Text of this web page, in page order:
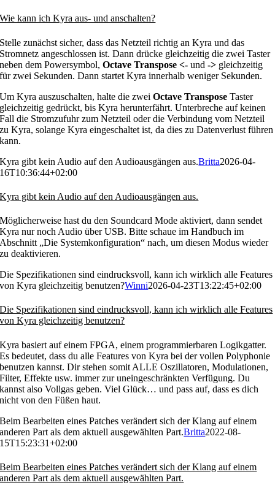
Wie kann ich Kyra aus- und anschalten?
Stelle zunächst sicher, dass das Netzteil richtig an Kyra und das
Stromnetz angeschlossen ist. Dann drücke gleichzeitig die zwei Taster
neben dem Powersymbol,Octave Transpose <- und-> gleichzeitig
für zwei Sekunden. Dann startet Kyra innerhalb weniger Sekunden.
Um Kyra auszuschalten, halte die zweiOctave TransposeTaster
gleichzeitig gedrückt, bis Kyra herunterfährt. Unterbreche auf keinen
Fall die Stromzufuhr zum Netzteil oder die Verbindung vom Netzteil
zu Kyra, solange Kyra eingeschaltet ist, da dies zu Datenverlust führen
kann.
Kyra gibt kein Audio auf den Audioausgängen aus.Britta2026-04-
16T10:36:44+02:00
Kyra gibt kein Audio auf den Audioausgängen aus.
Möglicherweise hast du den Soundcard Mode aktiviert, dann sendet
Kyra nur noch Audio über USB. Bitte schaue im Handbuch im
Abschnitt „Die Systemkonfiguration“ nach, um diesen Modus wieder
zu deaktivieren.
Die Spezifikationen sind eindrucksvoll, kann ich wirklich alle Features
von Kyra gleichzeitig benutzen?Winni2026-04-23T13:22:45+02:00
Die Spezifikationen sind eindrucksvoll, kann ich wirklich alle Features
von Kyra gleichzeitig benutzen?
Kyra basiert auf einem FPGA, einem programmierbaren Logikgatter.
Es bedeutet, dass du alle Features von Kyra bei der vollen Polyphonie
benutzen kannst. Dir stehen somit ALLE Oszillatoren, Modulationen,
Filter, Effekte usw. immer zur uneingeschränkten Verfügung. Du
kannst also Vollgas geben. Viel Glück… und pass auf, dass es dich
nicht von den Füßen haut.
Beim Bearbeiten eines Patches verändert sich der Klang auf einem
anderen Part als dem aktuell ausgewählten Part.Britta2022-08-
15T15:23:31+02:00
Beim Bearbeiten eines Patches verändert sich der Klang auf einem
anderen Part als dem aktuell ausgewählten Part.